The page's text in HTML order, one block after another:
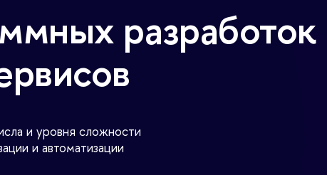
разработок
и уровня сложности
и автоматизации